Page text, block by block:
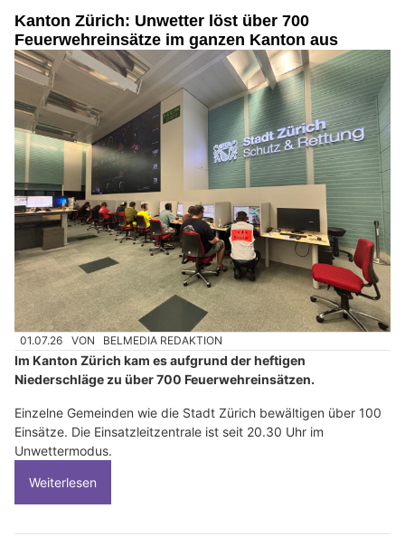
Kanton Zürich: Unwetter löst über 700
Feuerwehreinsätze im ganzen Kanton aus
01.07.26 VON BELMEDIA REDAKTION
Im Kanton Zürich kam es aufgrund der heftigen
Niederschläge zu über 700 Feuerwehreinsätzen.
Einzelne Gemeinden wie die Stadt Zürich bewältigen über 100
Einsätze. Die Einsatzleitzentrale ist seit 20.30 Uhr im
Unwettermodus.
Weiterlesen